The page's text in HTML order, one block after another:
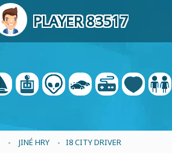
PLAYER 83517
- JINÉ HRY - I8 CITY DRIVER